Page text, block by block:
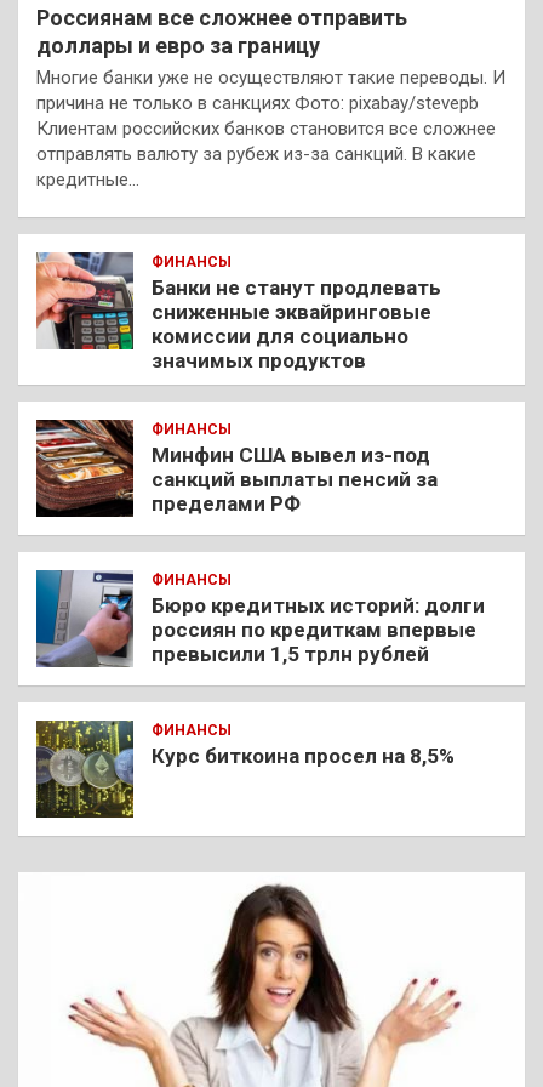
Россиянам все сложнее отправить
доллары и евро за границу
Многие банки уже не осуществляют такие переводы. И
причина не только в санкциях Фото: pixabay/stevepb
Клиентам российских банков становится все сложнее
отправлять валюту за рубеж из-за санкций. В какие
кредитные…
ФИНАНСЫ
Банки не станут продлевать
сниженные эквайринговые
комиссии для социально
значимых продуктов
ФИНАНСЫ
Минфин США вывел из-под
санкций выплаты пенсий за
пределами РФ
ФИНАНСЫ
Бюро кредитных историй: долги
россиян по кредиткам впервые
превысили 1,5 трлн рублей
ФИНАНСЫ
Курс биткоина просел на 8,5%